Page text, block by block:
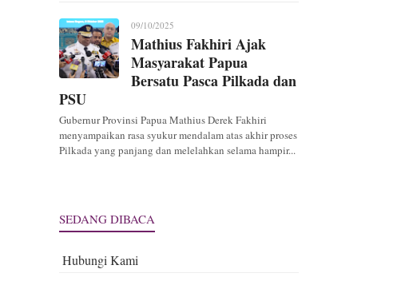
09/10/2025
Mathius Fakhiri Ajak
Masyarakat Papua
Bersatu Pasca Pilkada dan
PSU
Gubernur Provinsi Papua Mathius Derek Fakhiri
menyampaikan rasa syukur mendalam atas akhir proses
Pilkada yang panjang dan melelahkan selama hampir...
SEDANG DIBACA
Hubungi Kami